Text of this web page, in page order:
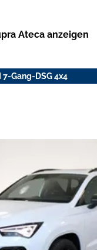
Ateca anzeigen
7-Gang-DSG 4x4